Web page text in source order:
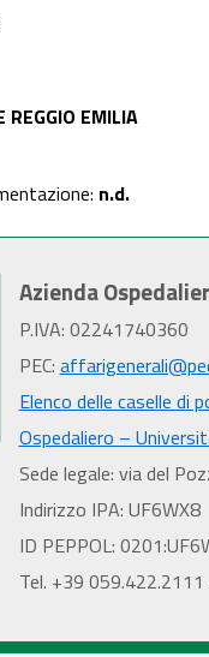
REGGIO EMILIA
n.d.
Azienda
P.IVA: 02241740360
PEC:
Elenco delle caselle di
Ospedaliero –
Sede legale: via del
Indirizzo IPA: UF6WX8
ID PEPPOL:
Tel. +39